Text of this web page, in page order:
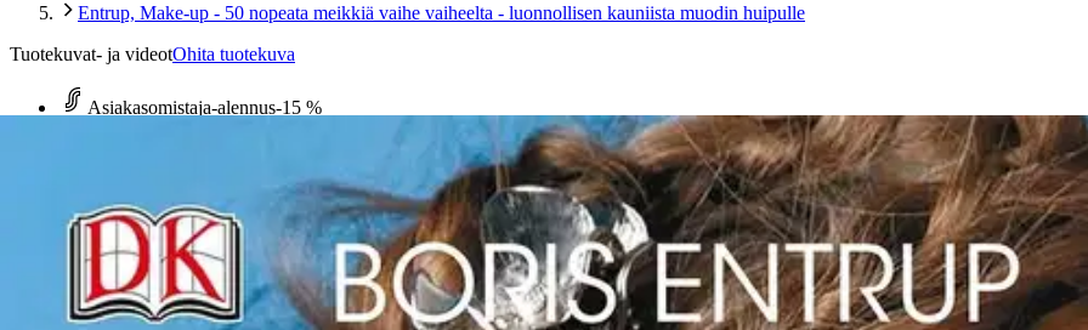
Entrup, Make-up - 50 nopeata meikkiä vaihe vaiheelta - luonnollisen kauniista muodin huipulle
Tuotekuvat- ja videotOhita tuotekuva
Asiakasomistaja-alennus-15 %
Avaa kuva suurempana
Karusellin nuolipainikkeet
Readme.fi